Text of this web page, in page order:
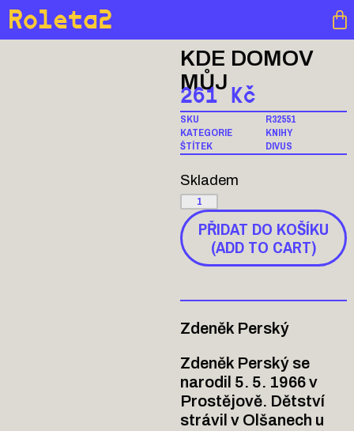
Roleta2
KDE DOMOV
MŮJ
261 Kč
SKU
R32551
KATEGORIE
KNIHY
ŠTÍTEK
DIVUS
Skladem
PŘIDAT DO KOŠÍKU
(ADD TO CART)
Zdeněk Perský
Zdeněk Perský se
narodil 5. 5. 1966 v
Prostějově. Dětství
strávil v Olšanech u